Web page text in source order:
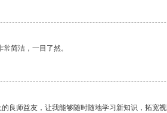
简洁，一目了然。
良师益友，让我能够随时随地学习新知识，拓宽视